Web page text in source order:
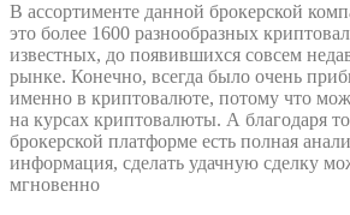
В ассортименте данной брокерской
это более 1600 разнообразных
известных, до появившихся совсем
рынке. Конечно, всегда было очень
именно в криптовалюте, потому что
на курсах криптовалюты. А благодаря
брокерской платформе есть полная
информация, сделать удачную сделку
мгновенно